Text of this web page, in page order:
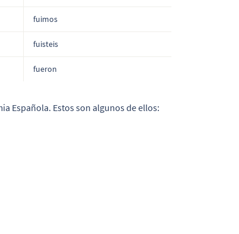
fuimos
fuisteis
fueron
Española. Estos son algunos de ellos: